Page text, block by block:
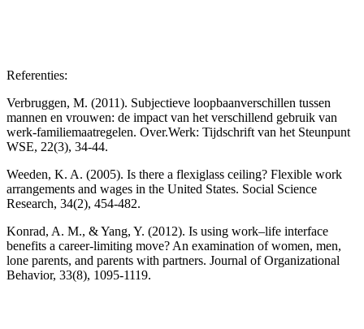
Referenties:
Verbruggen, M. (2011). Subjectieve loopbaanverschillen tussen
mannen en vrouwen: de impact van het verschillend gebruik van
werk-familiemaatregelen. Over.Werk: Tijdschrift van het Steunpunt
WSE, 22(3), 34-44.
Weeden, K. A. (2005). Is there a flexiglass ceiling? Flexible work
arrangements and wages in the United States. Social Science
Research, 34(2), 454-482.
Konrad, A. M., & Yang, Y. (2012). Is using work–life interface
benefits a career‐limiting move? An examination of women, men,
lone parents, and parents with partners. Journal of Organizational
Behavior, 33(8), 1095-1119.